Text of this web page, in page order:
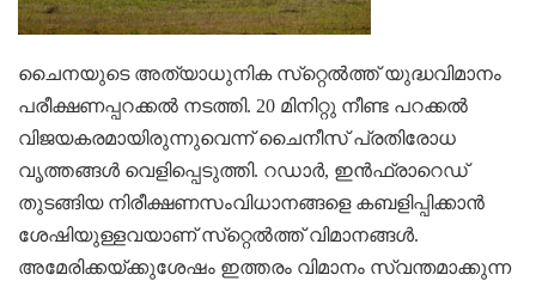
ചൈനയുടെ അത്യാധുനിക സ്‌റ്റെല്‍ത്ത്‌ യുദ്ധവിമാനം
പരീക്ഷണപ്പറക്കല്‍ നടത്തി. 20 മിനിറ്റു നീണ്ട പറക്കല്‍
വിജയകരമായിരുന്നുവെന്ന്‌ ചൈനീസ്‌ പ്രതിരോധ
വൃത്തങ്ങള്‍ വെളിപ്പെടുത്തി. റഡാര്‍, ഇന്‍ഫ്രാറെഡ്‌
തുടങ്ങിയ നിരീക്ഷണസംവിധാനങ്ങളെ കബളിപ്പിക്കാന്‍
ശേഷിയുള്ളവയാണ്‌ സ്‌റ്റെല്‍ത്ത്‌ വിമാനങ്ങള്‍.
അമേരിക്കയ്‌ക്കുശേഷം ഇത്തരം വിമാനം സ്വന്തമാക്കുന്ന